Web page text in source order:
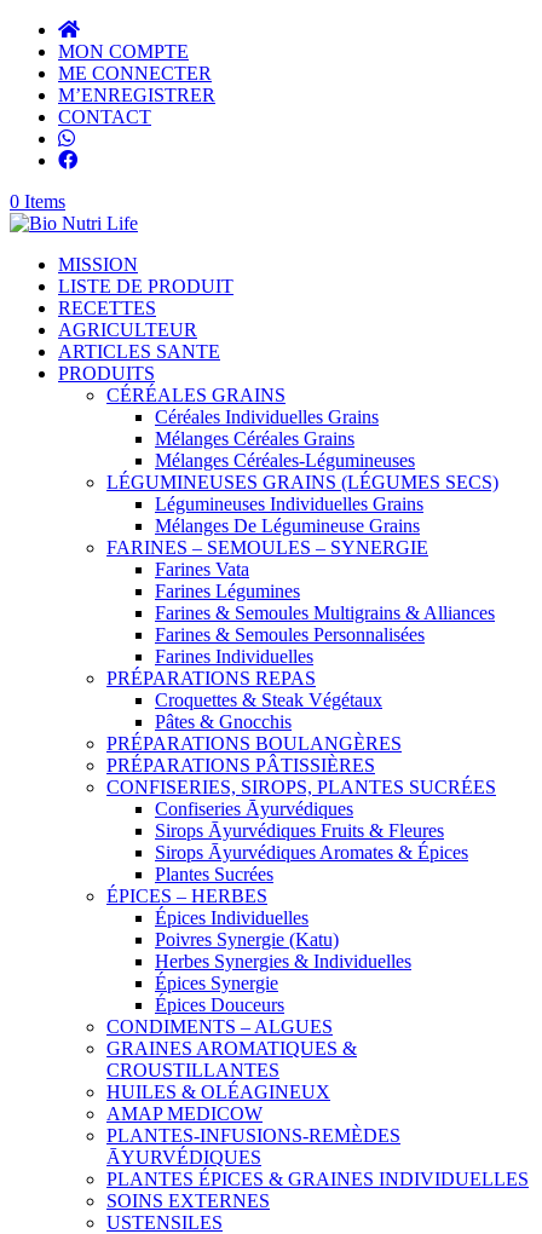
MON COMPTE
ME CONNECTER
M’ENREGISTRER
CONTACT
0 Items
MISSION
LISTE DE PRODUIT
RECETTES
AGRICULTEUR
ARTICLES SANTE
PRODUITS
CÉRÉALES GRAINS
Céréales Individuelles Grains
Mélanges Céréales Grains
Mélanges Céréales-Légumineuses
LÉGUMINEUSES GRAINS (LÉGUMES SECS)
Légumineuses Individuelles Grains
Mélanges De Légumineuse Grains
FARINES – SEMOULES – SYNERGIE
Farines Vata
Farines Légumines
Farines & Semoules Multigrains & Alliances
Farines & Semoules Personnalisées
Farines Individuelles
PRÉPARATIONS REPAS
Croquettes & Steak Végétaux
Pâtes & Gnocchis
PRÉPARATIONS BOULANGÈRES
PRÉPARATIONS PÂTISSIÈRES
CONFISERIES, SIROPS, PLANTES SUCRÉES
Confiseries Āyurvédiques
Sirops Āyurvédiques Fruits & Fleures
Sirops Āyurvédiques Aromates & Épices
Plantes Sucrées
ÉPICES – HERBES
Épices Individuelles
Poivres Synergie (Katu)
Herbes Synergies & Individuelles
Épices Synergie
Épices Douceurs
CONDIMENTS – ALGUES
GRAINES AROMATIQUES &
CROUSTILLANTES
HUILES & OLÉAGINEUX
AMAP MEDICOW
PLANTES-INFUSIONS-REMÈDES
ĀYURVÉDIQUES
PLANTES ÉPICES & GRAINES INDIVIDUELLES
SOINS EXTERNES
USTENSILES